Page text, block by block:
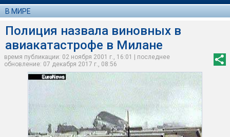
В МИРЕ
Полиция назвала виновных в
авиакатастрофе в Милане
время публикации: 02 ноября 2001 г., 16:01 | последнее
обновление: 07 декабря 2017 г., 08:56